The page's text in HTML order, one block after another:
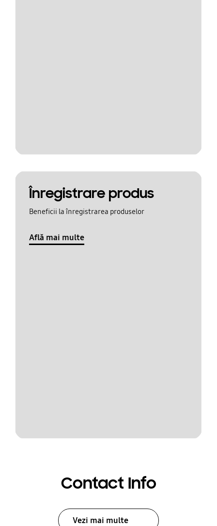
Înregistrare produs
Beneficii la înregistrarea produselor
Află mai multe
Contact Info
Vezi mai multe